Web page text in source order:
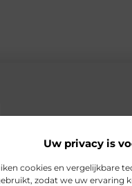
Uw privacy is
cookies en vergelijkbare
zodat we uw ervaring